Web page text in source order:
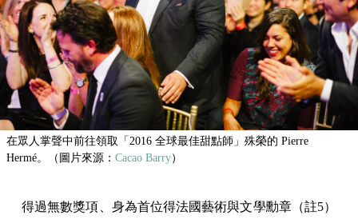
在眾人掌聲中前往領取「2016 全球最佳甜點師」殊榮的 Pierre
Hermé。（圖片來源： Cacao Barry）
得過無數獎項、身為首位得法國藝術與文學勳章（註5）